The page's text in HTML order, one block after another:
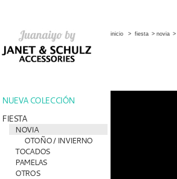
NUEVA COLECCIÓN
FIESTA
NOVIA
OTOÑO / INVIERNO
TOCADOS
PAMELAS
OTROS
inicio > fiesta > novia >